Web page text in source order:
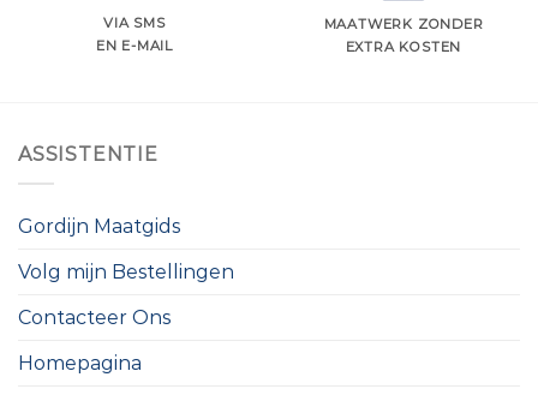
VIA SMS
EN E-MAIL
MAATWERK ZONDER
EXTRA KOSTEN
ASSISTENTIE
Gordijn Maatgids
Volg mijn Bestellingen
Contacteer Ons
Homepagina